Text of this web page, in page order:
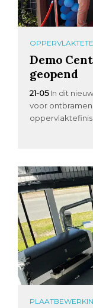
Demo
geopend
21-05 In dit
voor